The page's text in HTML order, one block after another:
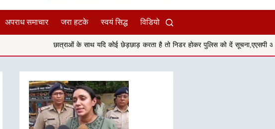
अपराध समाचार जरा हटके स्वयं सिद्ध विडियो
छात्राओं के साथ यदि कोई छेड़छाड़ करता है तो निडर होकर पुलिस को दें सूचना,एएसपी अनु बेनिवाल